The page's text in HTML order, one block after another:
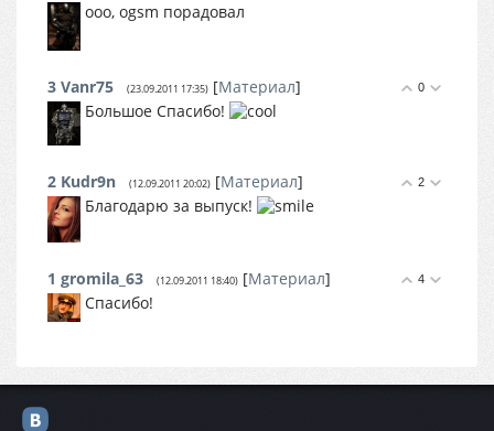
ооо, ogsm порадовал
0
3 Vanr75 (23.09.2011 17:35) [Материал]
Большое Спасибо!
2
2 Kudr9n (12.09.2011 20:02) [Материал]
Благодарю за выпуск!
4
1 gromila_63 (12.09.2011 18:40) [Материал]
Спасибо!